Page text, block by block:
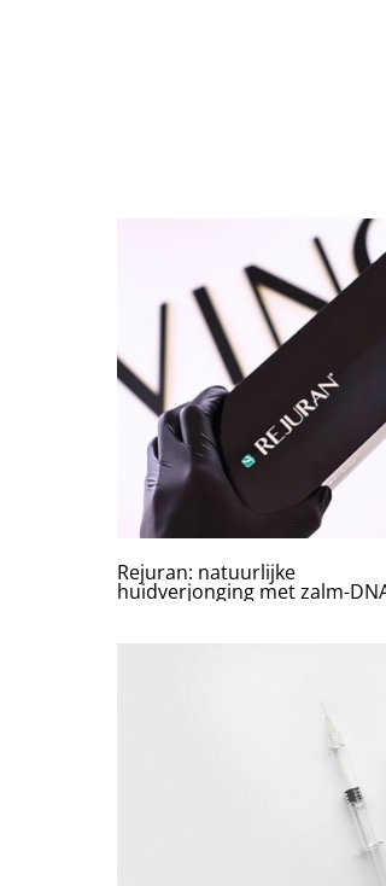
Rejuran: natuurlijke
huidverjonging met zalm-